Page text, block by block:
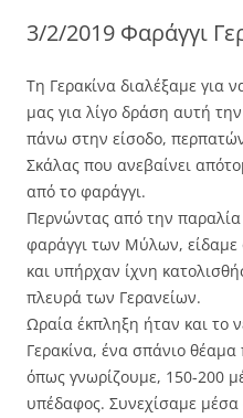
3/2/2019 Φαράγγι
Τη Γερακίνα διαλέξαμε για
μας για λίγο δράση αυτή
πάνω στην είσοδο,
Σκάλας που ανεβαίνει
από το φαράγγι.
Περνώντας από την
φαράγγι των Μύλων, είδαμε
και υπήρχαν ίχνη
πλευρά των Γερανείων.
Ωραία έκπληξη ήταν και το
Γερακίνα, ένα σπάνιο
όπως γνωρίζουμε, 150-200
υπέδαφος. Συνεχίσαμε